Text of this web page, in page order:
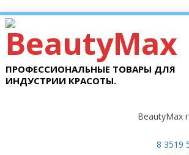
ПРОФЕССИОНАЛЬНЫЕ ТОВАРЫ ДЛЯ
ИНДУСТРИИ КРАСОТЫ.
BeautyMax
8 3519